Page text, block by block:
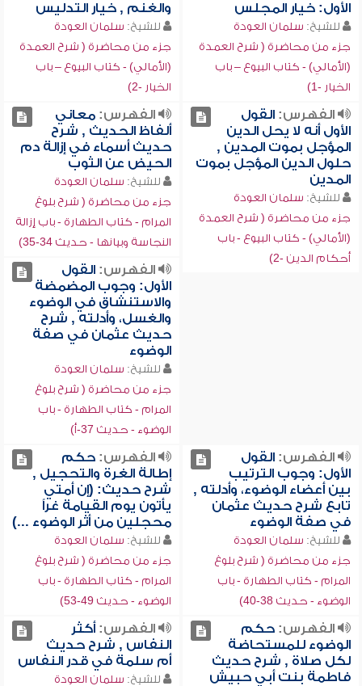
الأول: خيار المجلس
للشيخ: سلمان العودة
جزء من محاضرة ( شرح العمدة
(الأمالي) - كتاب البيوع – باب
الخيار -1)
والغنم , خيار التدليس
للشيخ: سلمان العودة
جزء من محاضرة ( شرح العمدة
(الأمالي) - كتاب البيوع – باب
الخيار -2)
الفهرس:القول
الأول أنه لا يحل الدين
المؤجل بموت المدين ,
حلول الدين المؤجل بموت
المدين
للشيخ: سلمان العودة
جزء من محاضرة ( شرح العمدة
(الأمالي) - كتاب البيوع - باب
أحكام الدين -2)
الفهرس:معاني
ألفاظ الحديث , شرح
حديث أسماء في إزالة دم
الحيض عن الثوب
للشيخ: سلمان العودة
جزء من محاضرة ( شرح بلوغ
المرام - كتاب الطهارة - باب إزالة
النجاسة وبيانها - حديث 34-35)
الفهرس:القول
الأول: وجوب المضمضة
والاستنشاق في الوضوء
والغسل، وأدلته , شرح
حديث عثمان في صفة
الوضوء
للشيخ: سلمان العودة
جزء من محاضرة ( شرح بلوغ
المرام - كتاب الطهارة - باب
الوضوء - حديث 37-أ)
الفهرس:القول
الأول: وجوب الترتيب
بين أعضاء الوضوء، وأدلته ,
تابع شرح حديث عثمان
في صفة الوضوء
للشيخ: سلمان العودة
جزء من محاضرة ( شرح بلوغ
المرام - كتاب الطهارة - باب
الوضوء - حديث 38-40)
الفهرس:حكم
إطالة الغرة والتحجيل ,
شرح حديث: (إن أمتي
يأتون يوم القيامة غراً
محجلين من أثر الوضوء ...)
للشيخ: سلمان العودة
جزء من محاضرة ( شرح بلوغ
المرام - كتاب الطهارة - باب
الوضوء - حديث 49-53)
الفهرس:حكم
الوضوء للمستحاضة
لكل صلاة , شرح حديث
فاطمة بنت أبي حبيش
الفهرس:أكثر
النفاس , شرح حديث
أم سلمة في قدر النفاس
للشيخ: سلمان العودة